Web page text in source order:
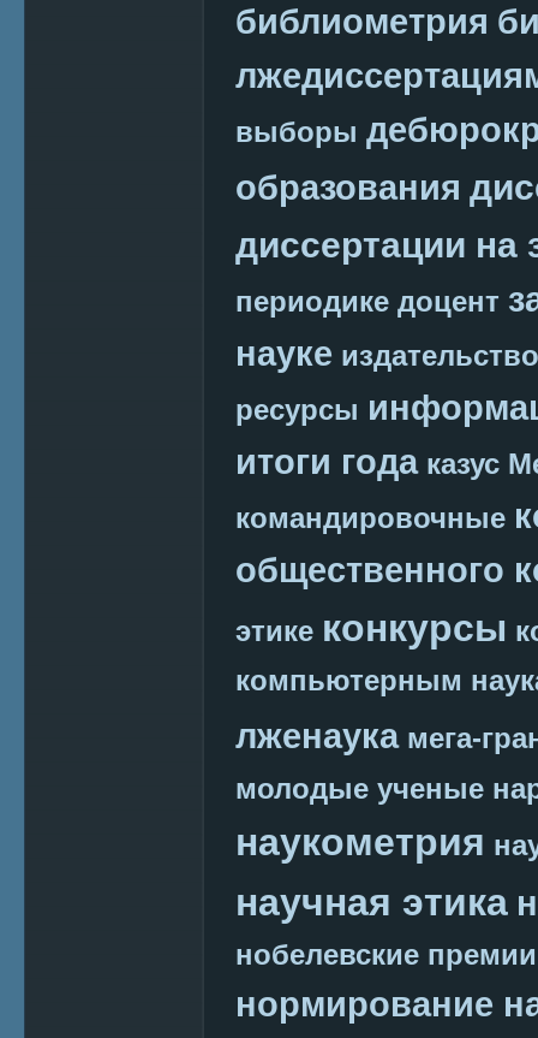
библиометрия
выборы
образования
диссертации на
периодике доцент
науке издательство
ресурсы
итоги года казус
командировочные
общественного
этике конкурсы
компьютерным
лженаука мега-
молодые ученые
наукометрия
научная этика
нобелевские премии
нормирование